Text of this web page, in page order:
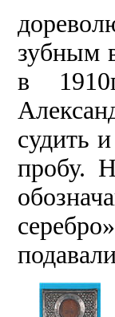
зубным
в
судить
пробу.